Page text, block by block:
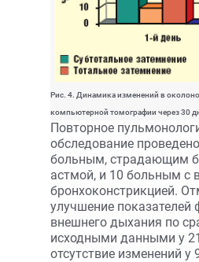
Рис. 4. Динамика изменений в
компьютерной томографии через 30
Повторное
обследование
больным, страдающим
астмой, и 10 больным с
бронхоконстрикцией.
улучшение показателей
внешнего дыхания по
исходными данными у
отсут­ствие изменений у